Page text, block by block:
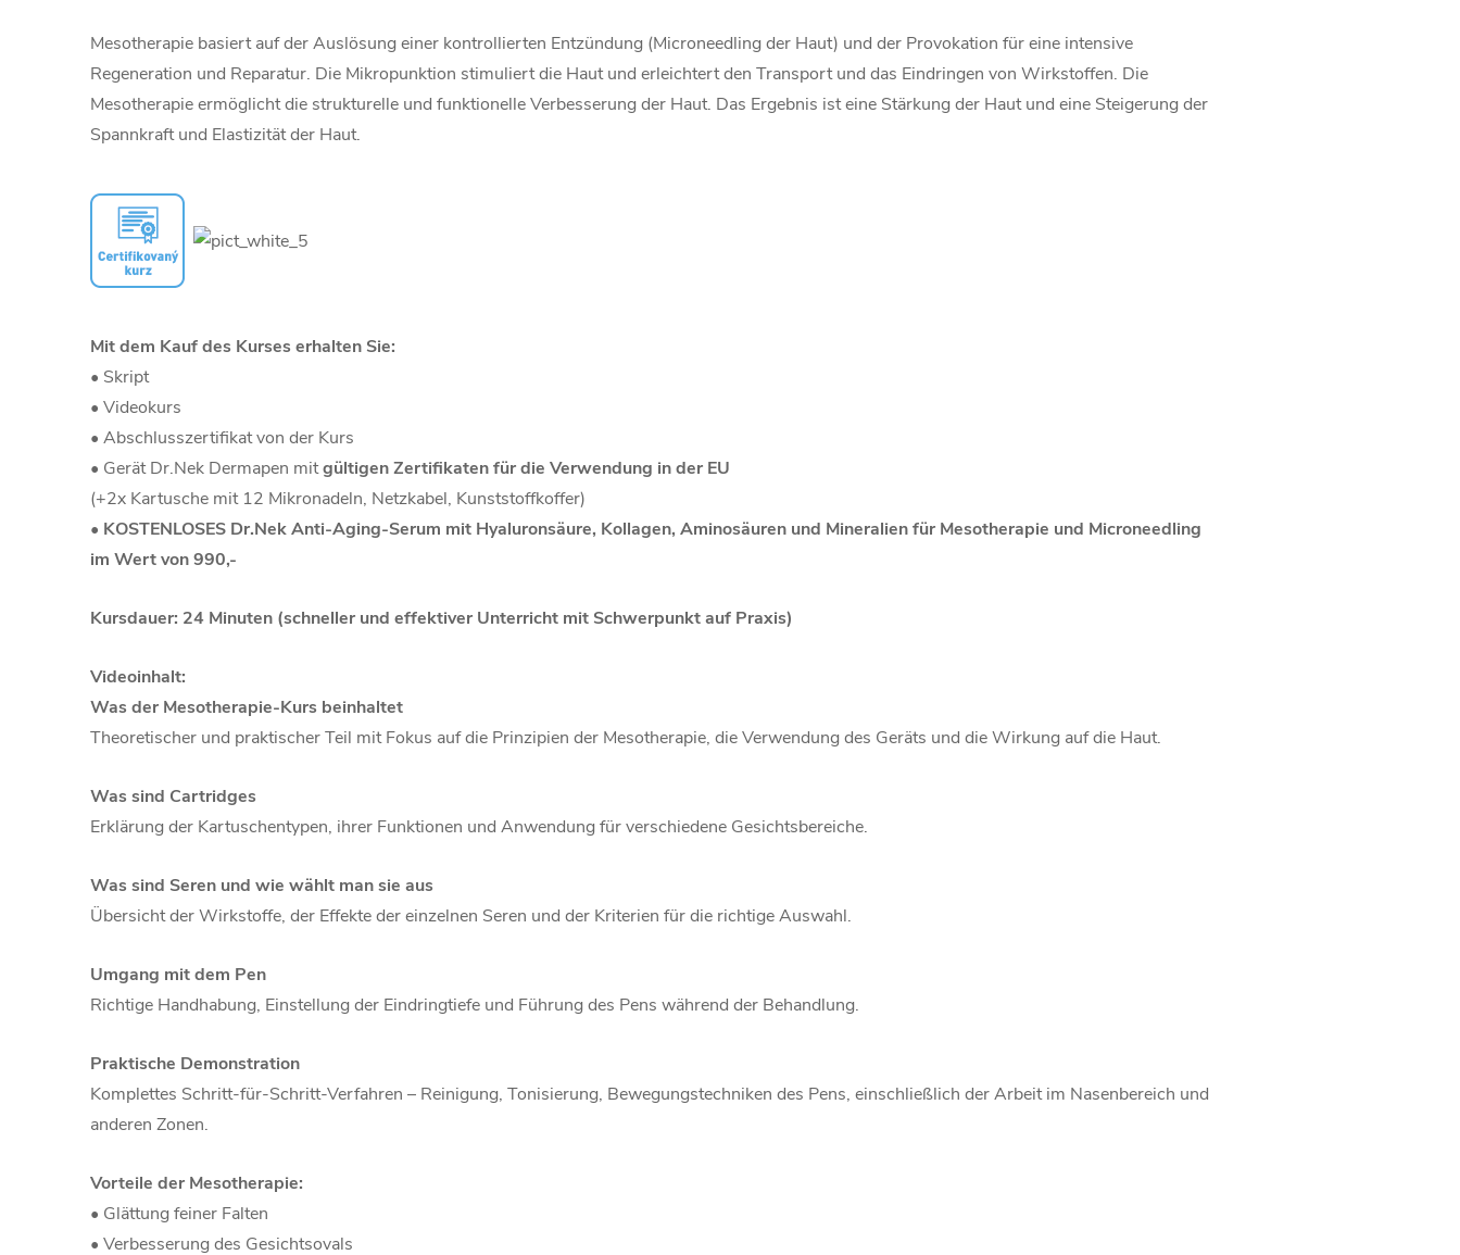
Mesotherapie basiert auf der Auslösung einer kontrollierten Entzündung (Microneedling der Haut) und der Provokation für eine intensive
Regeneration und Reparatur. Die Mikropunktion stimuliert die Haut und erleichtert den Transport und das Eindringen von Wirkstoffen. Die
Mesotherapie ermöglicht die strukturelle und funktionelle Verbesserung der Haut. Das Ergebnis ist eine Stärkung der Haut und eine Steigerung der
Spannkraft und Elastizität der Haut.
Mit dem Kauf des Kurses erhalten Sie:
• Skript
• Videokurs
• Abschlusszertifikat von der Kurs
• Gerät Dr.Nek Dermapen mitgültigen Zertifikaten für die Verwendung in der EU
(+2x Kartusche mit 12 Mikronadeln, Netzkabel, Kunststoffkoffer)
• KOSTENLOSES Dr.Nek Anti-Aging-Serum mit Hyaluronsäure, Kollagen, Aminosäuren und Mineralien für Mesotherapie und Microneedling
im Wert von 990,-
Kursdauer: 24 Minuten (schneller und effektiver Unterricht mit Schwerpunkt auf Praxis)
Videoinhalt:
Was der Mesotherapie-Kurs beinhaltet
Theoretischer und praktischer Teil mit Fokus auf die Prinzipien der Mesotherapie, die Verwendung des Geräts und die Wirkung auf die Haut.
Was sind Cartridges
Erklärung der Kartuschentypen, ihrer Funktionen und Anwendung für verschiedene Gesichtsbereiche.
Was sind Seren und wie wählt man sie aus
Übersicht der Wirkstoffe, der Effekte der einzelnen Seren und der Kriterien für die richtige Auswahl.
Umgang mit dem Pen
Richtige Handhabung, Einstellung der Eindringtiefe und Führung des Pens während der Behandlung.
Praktische Demonstration
Komplettes Schritt-für-Schritt-Verfahren – Reinigung, Tonisierung, Bewegungstechniken des Pens, einschließlich der Arbeit im Nasenbereich und
anderen Zonen.
Vorteile der Mesotherapie:
• Glättung feiner Falten
• Verbesserung des Gesichtsovals